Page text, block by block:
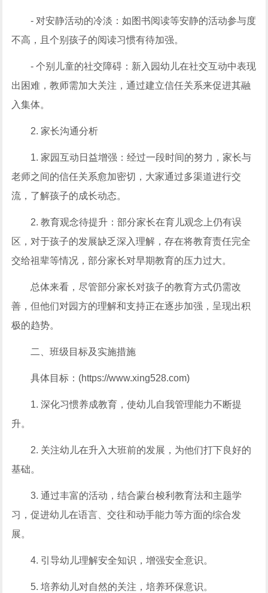
- 对安静活动的冷淡：如图书阅读等安静的活动参与度
不高，且个别孩子的阅读习惯有待加强。
- 个别儿童的社交障碍：新入园幼儿在社交互动中表现
出困难，教师需加大关注，通过建立信任关系来促进其融
入集体。
2. 家长沟通分析
1. 家园互动日益增强：经过一段时间的努力，家长与
老师之间的信任关系愈加密切，大家通过多渠道进行交
流，了解孩子的成长动态。
2. 教育观念待提升：部分家长在育儿观念上仍有误
区，对于孩子的发展缺乏深入理解，存在将教育责任完全
交给祖辈等情况，部分家长对早期教育的压力过大。
总体来看，尽管部分家长对孩子的教育方式仍需改
善，但他们对园方的理解和支持正在逐步加强，呈现出积
极的趋势。
二、班级目标及实施措施
具体目标：(https://www.xing528.com)
1. 深化习惯养成教育，使幼儿自我管理能力不断提
升。
2. 关注幼儿在升入大班前的发展，为他们打下良好的
基础。
3. 通过丰富的活动，结合蒙台梭利教育法和主题学
习，促进幼儿在语言、交往和动手能力等方面的综合发
展。
4. 引导幼儿理解安全知识，增强安全意识。
5. 培养幼儿对自然的关注，培养环保意识。